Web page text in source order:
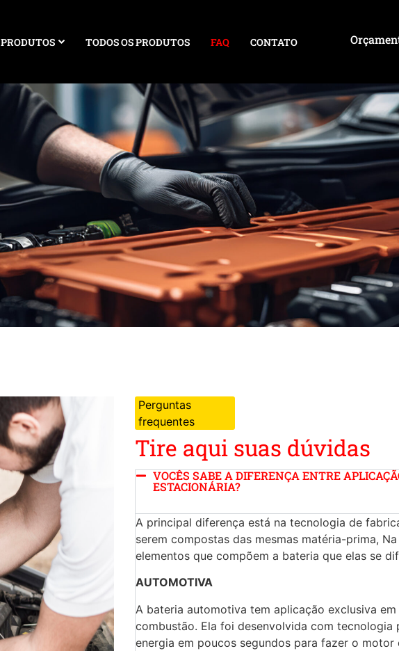
PRODUTOS TODOS OS PRODUTOS FAQ CONTATO
Perguntas
frequentes
Tire aqui suas dúvidas
VOCÊS SABE A DIFERENÇA ENTRE
ESTACIONÁRIA?
A principal diferença está na tecnologia de
serem compostas das mesmas matéria-prima,
elementos que compõem a bateria que elas se
AUTOMOTIVA
A bateria automotiva tem aplicação exclusiva
combustão. Ela foi desenvolvida com tecnologia
energia em poucos segundos para fazer o